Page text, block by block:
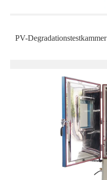
PV-Degradationstestkammer